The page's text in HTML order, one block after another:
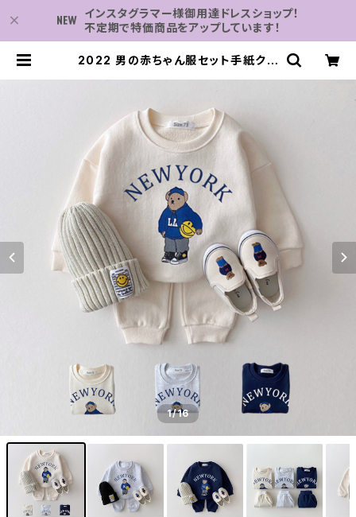
インスタグラマー様御用達ドレスショップ！
不定期で特価商品をアップしています！
2022 男の赤ちゃん服セット手紙クマ
揃う-2万点～結婚式・卒業式・発表会
の為のドレスショップ
1/16